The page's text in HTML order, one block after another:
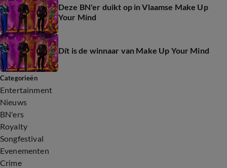
Deze BN'er duikt op in Vlaamse Make Up
Your Mind
Dít is de winnaar van Make Up Your Mind
Categorieën
Entertainment
Nieuws
BN'ers
Royalty
Songfestival
Evenementen
Crime